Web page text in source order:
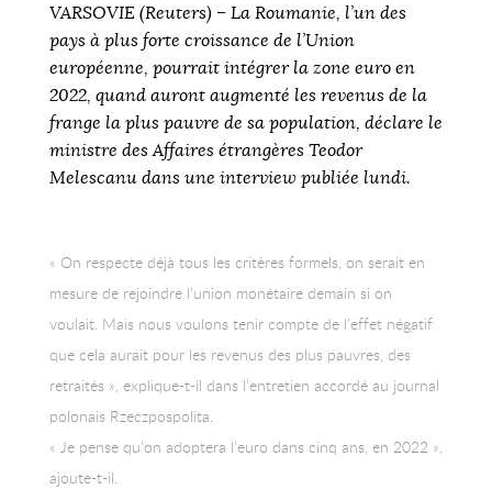
VARSOVIE (Reuters) – La Roumanie, l’un des
pays à plus forte croissance de l’Union
européenne, pourrait intégrer la zone euro en
2022, quand auront augmenté les revenus de la
frange la plus pauvre de sa population, déclare le
ministre des Affaires étrangères Teodor
Melescanu dans une interview publiée lundi.
« On respecte déjà tous les critères formels, on serait en
mesure de rejoindre l’union monétaire demain si on
voulait. Mais nous voulons tenir compte de l’effet négatif
que cela aurait pour les revenus des plus pauvres, des
retraités », explique-t-il dans l’entretien accordé au journal
polonais Rzeczpospolita.
« Je pense qu’on adoptera l’euro dans cinq ans, en 2022 »,
ajoute-t-il.